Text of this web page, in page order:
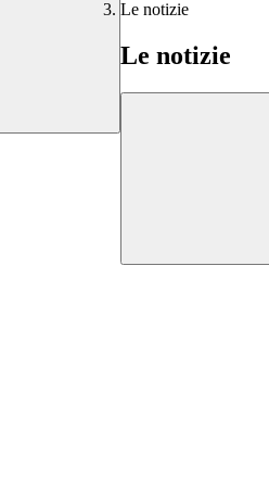
Le notizie
Le notizie